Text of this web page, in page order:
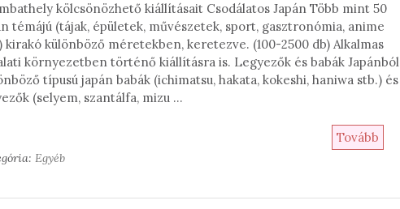
kölcsönözhető kiállításait Csodálatos Japán Több mint 50
témájú (tájak, épületek, művészetek, sport, gasztronómia, anime
kirakó különböző méretekben, keretezve. (100-2500 db) Alkalmas
környezetben történő kiállításra is. Legyezők és babák Japánból
típusú japán babák (ichimatsu, hakata, kokeshi, haniwa stb.) és
(selyem, szantálfa, mizu …
Tovább
Egyéb